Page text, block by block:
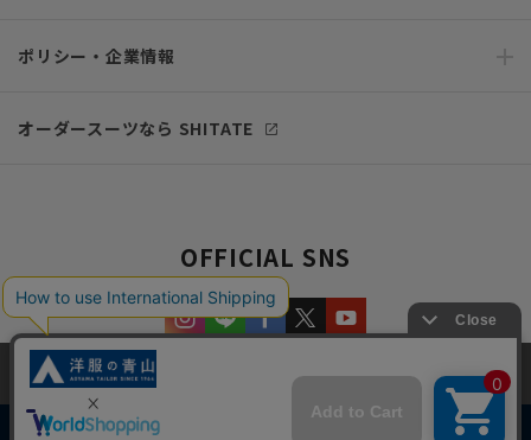
ポリシー・企業情報
オーダースーツなら SHITATE
OFFICIAL SNS
当サイトでは、快適な閲覧体験とコンテンツ改善のためにCookieを使用
しています。閲覧を続けることで、Cookieの使用に同意したものとみな